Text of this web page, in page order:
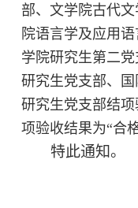
部、文学院古代
院语言学及应用
学院研究生第二
研究生党支部、
研究生党支部结
项验收结果为“合格
特此通知。